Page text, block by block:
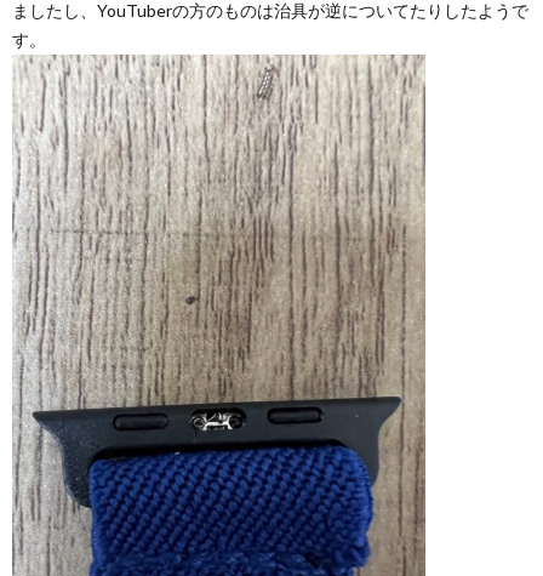
ましたし、YouTuberの方のものは治具が逆についてたりしたようで
す。